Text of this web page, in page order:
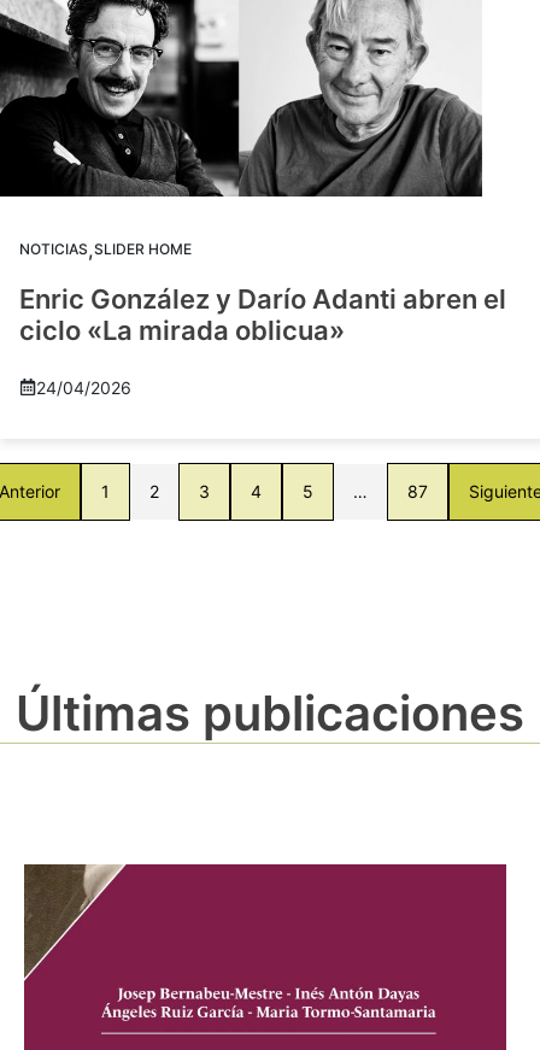
NOTICIAS,SLIDER HOME
Enric González y Darío Adanti abren el
ciclo «La mirada oblicua»
24/04/2026
1 2 3 4 5 … 87
Últimas publicaciones